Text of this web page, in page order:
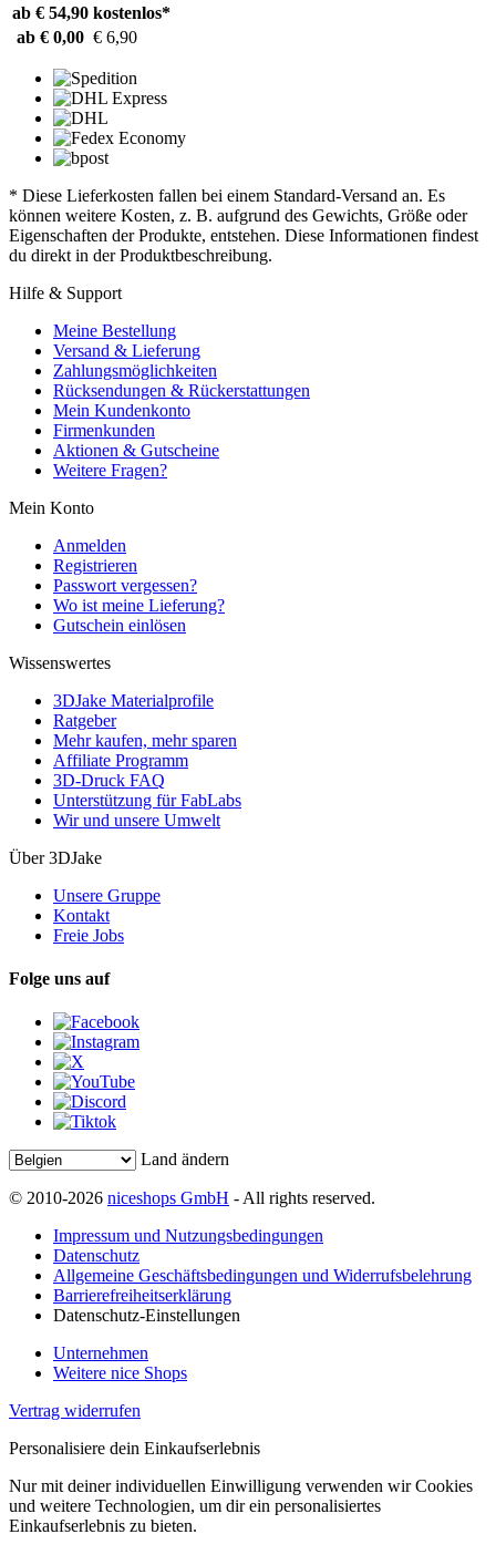
ab € 54,90 kostenlos*
ab € 0,00 € 6,90
* Diese Lieferkosten fallen bei einem Standard-Versand an. Es
können weitere Kosten, z. B. aufgrund des Gewichts, Größe oder
Eigenschaften der Produkte, entstehen. Diese Informationen findest
du direkt in der Produktbeschreibung.
Hilfe & Support
Meine Bestellung
Versand & Lieferung
Zahlungsmöglichkeiten
Rücksendungen & Rückerstattungen
Mein Kundenkonto
Firmenkunden
Aktionen & Gutscheine
Weitere Fragen?
Mein Konto
Anmelden
Registrieren
Passwort vergessen?
Wo ist meine Lieferung?
Gutschein einlösen
Wissenswertes
3DJake Materialprofile
Ratgeber
Mehr kaufen, mehr sparen
Affiliate Programm
3D-Druck FAQ
Unterstützung für FabLabs
Wir und unsere Umwelt
Über 3DJake
Unsere Gruppe
Kontakt
Freie Jobs
Folge uns auf
Land ändern
© 2010-2026 niceshops GmbH - All rights reserved.
Impressum und Nutzungsbedingungen
Datenschutz
Allgemeine Geschäftsbedingungen und Widerrufsbelehrung
Barrierefreiheitserklärung
Datenschutz-Einstellungen
Unternehmen
Weitere nice Shops
Vertrag widerrufen
Personalisiere dein Einkaufserlebnis
Nur mit deiner individuellen Einwilligung verwenden wir Cookies
und weitere Technologien, um dir ein personalisiertes
Einkaufserlebnis zu bieten.